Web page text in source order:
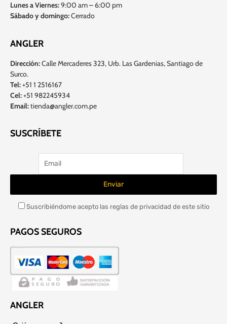
Lunes a Viernes:9:00 am – 6:00 pm
Sábado y domingo:Cerrado
ANGLER
Dirección:Calle Mercaderes 323, Urb. Las Gardenias, Santiago de
Surco.
Tel:+51 1 2516167
Cel:+51 982245934
Email:tienda@angler.com.pe
SUSCRÍBETE
Suscribiéndome acepto las reglas de privacidad de este sitio
PAGOS SEGUROS
ANGLER